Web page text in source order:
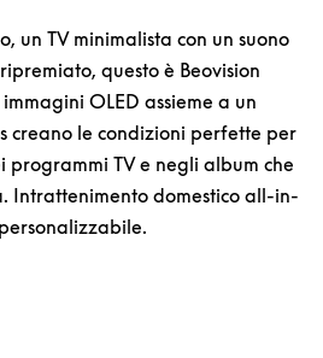
un TV minimalista con un suono
questo è Beovision
OLED assieme a un
creano le condizioni perfette per
programmi TV e negli album che
Intrattenimento domestico all-in-